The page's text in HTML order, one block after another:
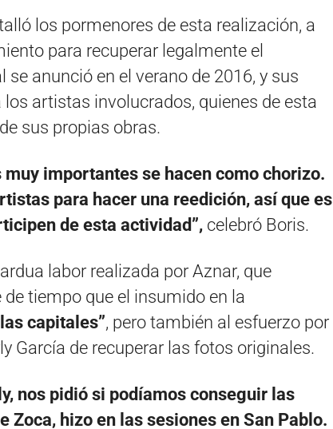
los pormenores de esta realización, a
para recuperar legalmente el
anunció en el verano de 2016, y sus
artistas involucrados, quienes de esta
sus propias obras.
importantes se hacen como chorizo.
para hacer una reedición, así que es
de esta actividad”, celebró Boris.
labor realizada por Aznar, que
tiempo que el insumido en la
capitales”, pero también al esfuerzo por
García de recuperar las fotos originales.
nos pidió si podíamos conseguir las
Zoca, hizo en las sesiones en San Pablo.